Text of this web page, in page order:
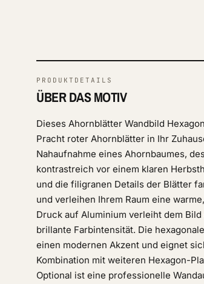
PRODUKTDETAILS
ÜBER DAS MOTIV
Dieses Ahornblätter Wandbild
Pracht roter Ahornblätter in Ihr
Nahaufnahme eines Ahornbaumes,
kontrastreich vor einem klaren
und die filigranen Details der Blätter
und verleihen Ihrem Raum eine
Druck auf Aluminium verleiht dem
brillante Farbintensität. Die
einen modernen Akzent und eignet
Kombination mit weiteren Hexagon-
Optional ist eine professionelle